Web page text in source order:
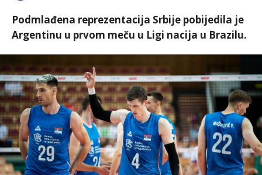
Podmlađena reprezentacija Srbije pobijedila je
Argentinu u prvom meču u Ligi nacija u Brazilu.